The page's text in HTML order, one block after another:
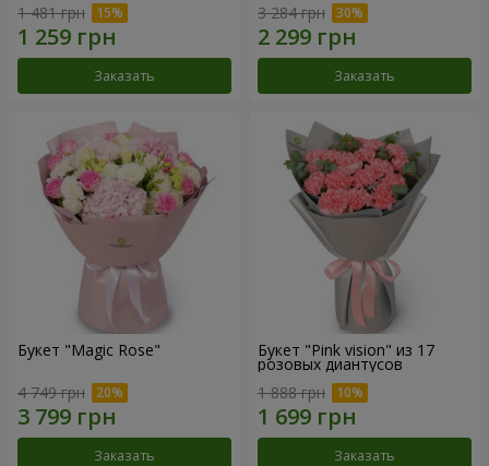
1 481 грн
Заказать
3 284 грн
Заказать
Букет "Magic Rose"
4 749 грн
Заказать
Букет "Pink vision" из 17
розовых диантусов
1 888 грн
Заказать